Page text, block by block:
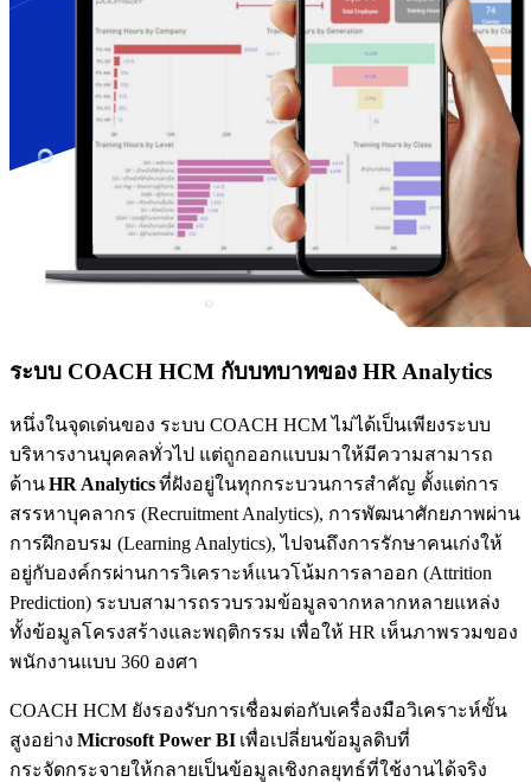
ระบบ COACH HCM กับบทบาทของ HR Analytics
หนึ่งในจุดเด่นของ ระบบ COACH HCM ไม่ได้เป็นเพียงระบบ
บริหารงานบุคคลทั่วไป แต่ถูกออกแบบมาให้มีความสามารถ
ด้านHR Analyticsที่ฝังอยู่ในทุกกระบวนการสำคัญ ตั้งแต่การ
สรรหาบุคลากร (Recruitment Analytics), การพัฒนาศักยภาพผ่าน
การฝึกอบรม (Learning Analytics), ไปจนถึงการรักษาคนเก่งให้
อยู่กับองค์กรผ่านการวิเคราะห์แนวโน้มการลาออก (Attrition
Prediction) ระบบสามารถรวบรวมข้อมูลจากหลากหลายแหล่ง
ทั้งข้อมูลโครงสร้างและพฤติกรรม เพื่อให้ HR เห็นภาพรวมของ
พนักงานแบบ 360 องศา
COACH HCM ยังรองรับการเชื่อมต่อกับเครื่องมือวิเคราะห์ขั้น
สูงอย่าง Microsoft Power BI เพื่อเปลี่ยนข้อมูลดิบที่
กระจัดกระจายให้กลายเป็นข้อมูลเชิงกลยุทธ์ที่ใช้งานได้จริง